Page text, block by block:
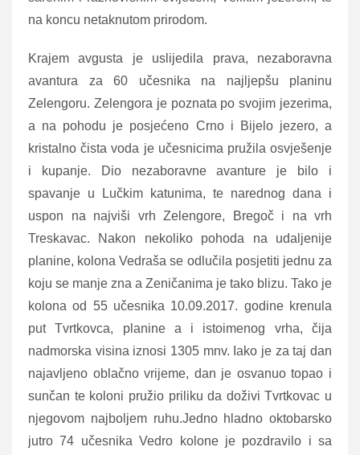
na koncu netaknutom prirodom.
Krajem avgusta je uslijedila prava, nezaboravna
avantura za 60 učesnika na najljepšu planinu
Zelengoru. Zelengora je poznata po svojim jezerima,
a na pohodu je posjećeno Crno i Bijelo jezero, a
kristalno čista voda je učesnicima pružila osvješenje
i kupanje. Dio nezaboravne avanture je bilo i
spavanje u Lučkim katunima, te narednog dana i
uspon na najviši vrh Zelengore, Bregoč i na vrh
Treskavac. Nakon nekoliko pohoda na udaljenije
planine, kolona Vedraša se odlučila posjetiti jednu za
koju se manje zna a Zeničanima je tako blizu. Tako je
kolona od 55 učesnika 10.09.2017. godine krenula
put Tvrtkovca, planine a i istoimenog vrha, čija
nadmorska visina iznosi 1305 mnv. Iako je za taj dan
najavljeno oblačno vrijeme, dan je osvanuo topao i
sunčan te koloni pružio priliku da doživi Tvrtkovac u
njegovom najboljem ruhu.Jedno hladno oktobarsko
jutro 74 učesnika Vedro kolone je pozdravilo i sa